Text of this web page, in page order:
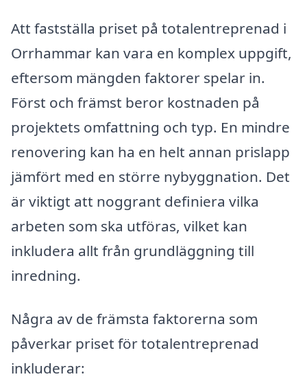
Att fastställa priset på totalentreprenad i
Orrhammar kan vara en komplex uppgift,
eftersom mängden faktorer spelar in.
Först och främst beror kostnaden på
projektets omfattning och typ. En mindre
renovering kan ha en helt annan prislapp
jämfört med en större nybyggnation. Det
är viktigt att noggrant definiera vilka
arbeten som ska utföras, vilket kan
inkludera allt från grundläggning till
inredning.
Några av de främsta faktorerna som
påverkar priset för totalentreprenad
inkluderar: